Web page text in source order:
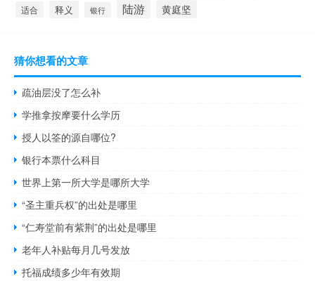
适合
释义 银行 陆游 黄庭坚
猜你想看的文章
疏油层没了怎么补
学推拿按摩要什么学历
授人以筌的源自哪位?
银行本票什么科目
世界上第一所大学是哪所大学
“圣主重兵权”的出处是哪里
“仁寿堂前有紫荆”的出处是哪里
老年人补贴每月几号发放
托福成绩多少年有效期